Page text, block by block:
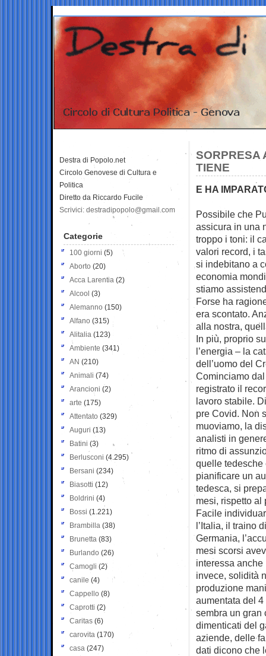
SORPRESA
TIENE
E HA
Possibile che
assicura in una
troppo i toni: il
valori record, i
si indebitano a
economia
stiamo
Forse ha
era scontato.
alla nostra,
In più, proprio
l’energia – la
dell’uomo del
Cominciamo
registrato il
lavoro stabile.
pre Covid. Non
muoviamo, la
analisti in
ritmo di
quelle tedesche
pianificare un
tedesca, si
mesi, rispetto al
Facile
l’Italia, il traino
Germania,
mesi scorsi
interessa anche
invece, solidità
produzione
aumentata del
sembra un gran
dimenticati del
aziende, delle
dati dicono che
Destra di Popolo.net
Circolo Genovese di Cultura e
Politica
Diretto da Riccardo Fucile
Scrivici: destradipopolo@gmail.com
Categorie
100 giorni (5)
Aborto (20)
Acca Larentia (2)
Alcool (3)
Alemanno (150)
Alfano (315)
Alitalia (123)
Ambiente (341)
AN (210)
Animali (74)
Arancioni (2)
arte (175)
Attentato (329)
Auguri (13)
Batini (3)
Berlusconi (4.295)
Bersani (234)
Biasotti (12)
Boldrini (4)
Bossi (1.221)
Brambilla (38)
Brunetta (83)
Burlando (26)
Camogli (2)
canile (4)
Cappello (8)
Caprotti (2)
Caritas (6)
carovita (170)
casa (247)